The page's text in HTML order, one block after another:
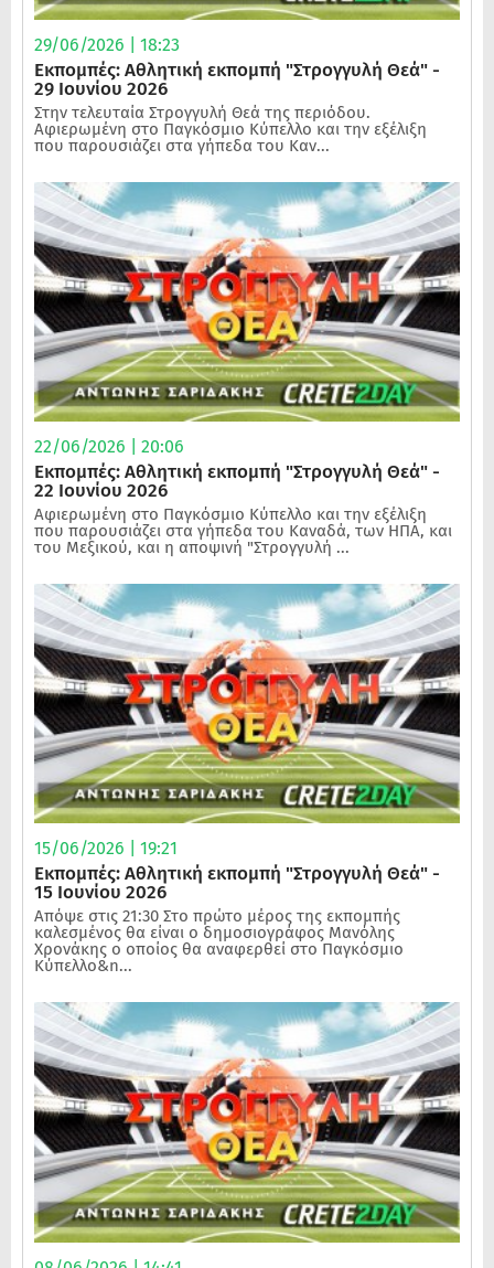
29/06/2026 | 18:23
Εκπομπές: Αθλητική εκπομπή "Στρογγυλή Θεά" -
29 Ιουνίου 2026
Στην τελευταία Στρογγυλή Θεά της περιόδου.
Αφιερωμένη στο Παγκόσμιο Κύπελλο και την εξέλιξη
που παρουσιάζει στα γήπεδα του Καν...
22/06/2026 | 20:06
Εκπομπές: Αθλητική εκπομπή "Στρογγυλή Θεά" -
22 Ιουνίου 2026
Αφιερωμένη στο Παγκόσμιο Κύπελλο και την εξέλιξη
που παρουσιάζει στα γήπεδα του Καναδά, των ΗΠΑ, και
του Μεξικού, και η αποψινή "Στρογγυλή ...
15/06/2026 | 19:21
Εκπομπές: Αθλητική εκπομπή "Στρογγυλή Θεά" -
15 Ιουνίου 2026
Απόψε στις 21:30 Στο πρώτο μέρος της εκπομπής
καλεσμένος θα είναι ο δημοσιογράφος Μανόλης
Χρονάκης ο οποίος θα αναφερθεί στο Παγκόσμιο
Κύπελλο&n...